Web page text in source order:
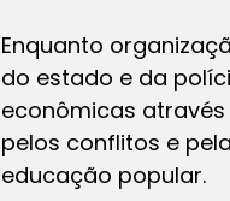
Enquanto
do estado e da
econômicas
pelos conflitos e
educação popular.